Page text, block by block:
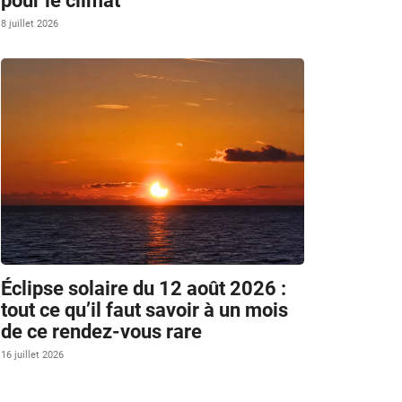
8 juillet 2026
Éclipse solaire du 12 août 2026 :
tout ce qu’il faut savoir à un mois
de ce rendez-vous rare
16 juillet 2026